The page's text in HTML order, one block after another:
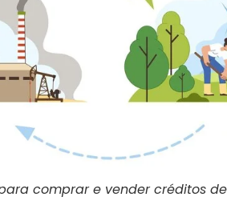
comprar e vender créditos